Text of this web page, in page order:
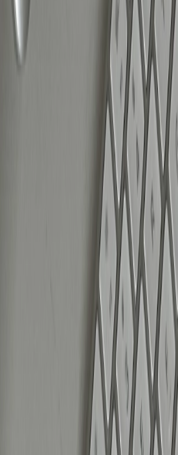
behoeften, hoe beter het
of handmatige
geautomatiseerde
Advantage+ Shopping
type campagne optimaliseert
budget en creatives. Dit
die een breed
al veel vraag hebben.
een specifieke doelgroep
boodschap hebben, blijft
(ABO) vaak de
je meer controle over hoe en
wordt ingezet.
beginnen bij sterke
de prestaties wordt bepaald
van je advertentie. Beeld en